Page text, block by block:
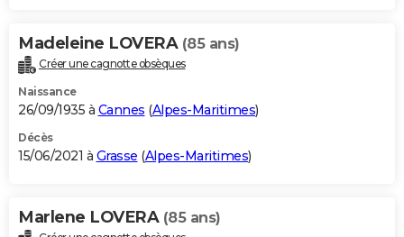
Madeleine LOVERA (85 ans)
Créer une cagnotte obsèques
Naissance
26/09/1935 à Cannes (Alpes-Maritimes)
Décès
15/06/2021 à Grasse (Alpes-Maritimes)
Marlene LOVERA (85 ans)